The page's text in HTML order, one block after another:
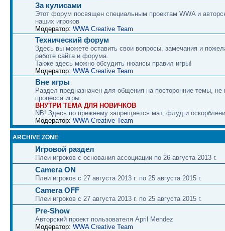
За кулисами
Этот форум посвящен специальным проектам WWA и
наших игроков
Модератор: WWA Creative Team
Технический форум
Здесь вы можете оставить свои вопросы, замечания и
работе сайта и форума.
Также здесь можно обсудить нюансы правил игры!
Модератор: WWA Creative Team
Вне игры
Раздел предназначен для общения на посторонние темы,
процесса игры.
ВНУТРИ ТЕМА ДЛЯ НОВИЧКОВ
NB! Здесь по прежнему запрещается мат, флуд и
Модератор: WWA Creative Team
ARCHIVE ZONE
Игровой раздел
Плеи игроков с основания ассоциации по 26 августа 2013 г.
Camera ON
Плеи игроков с 27 августа 2013 г. по 25 августа 2015 г.
Camera OFF
Плеи игроков с 27 августа 2013 г. по 25 августа 2015 г.
Pre-Show
Авторский проект пользователя April Mendez
Модератор: WWA Creative Team